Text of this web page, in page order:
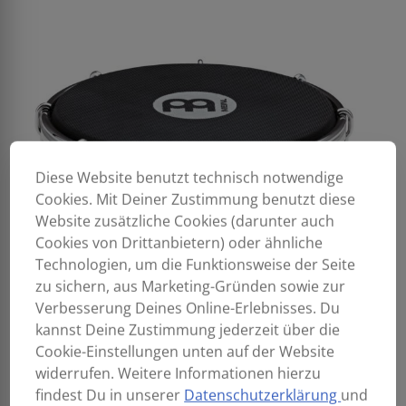
Diese Website benutzt technisch notwendige
Cookies. Mit Deiner Zustimmung benutzt diese
Website zusätzliche Cookies (darunter auch
Cookies von Drittanbietern) oder ähnliche
Technologien, um die Funktionsweise der Seite
zu sichern, aus Marketing-Gründen sowie zur
Verbesserung Deines Online-Erlebnisses. Du
kannst Deine Zustimmung jederzeit über die
Cookie-Einstellungen unten auf der Website
widerrufen. Weitere Informationen hierzu
findest Du in unserer Datenschutzerklärung und